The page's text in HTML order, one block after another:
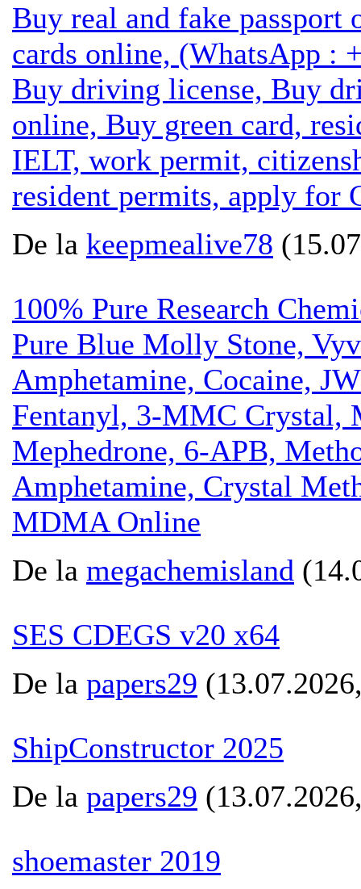
Buy real and fake
cards online, (WhatsApp :
Buy driving license, Buy
online, Buy green card,
IELT, work permit,
resident permits, apply for
De la keepmealive78
100% Pure Research
Pure Blue Molly Stone,
Amphetamine, Cocaine,
Fentanyl, 3-MMC Crystal,
Mephedrone, 6-APB,
Amphetamine, Crystal
MDMA Online
De la megachemisland
SES CDEGS v20 x64
De la papers29
ShipConstructor 2025
De la papers29
shoemaster 2019